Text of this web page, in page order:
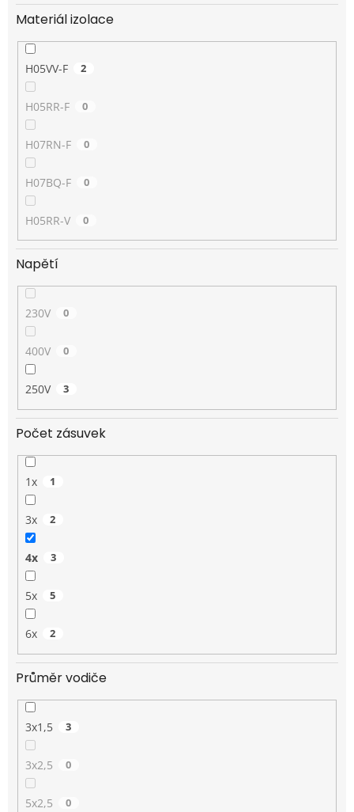
Materiál izolace
H05VV-F 2
H05RR-F 0
H07RN-F 0
H07BQ-F 0
H05RR-V 0
Napětí
230V 0
400V 0
250V 3
Počet zásuvek
1x 1
3x 2
4x 3
5x 5
6x 2
Průměr vodiče
3x1,5 3
3x2,5 0
5x2,5 0